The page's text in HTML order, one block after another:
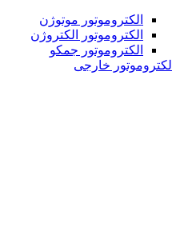
الکتروموتور موتوژن
الکتروموتور الکتروژن
الکتروموتور جمکو
الکتروموتور خارجی